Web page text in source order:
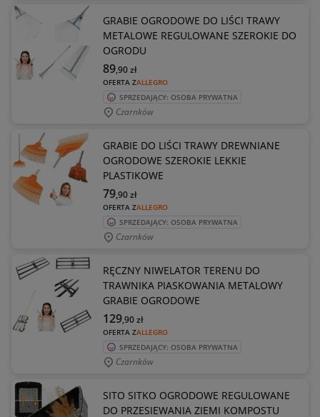
GRABIE OGRODOWE DO LIŚCI TRAWY
METALOWE REGULOWANE SZEROKIE DO
OGRODU
OFERTA ZALLEGRO
89,90zł
SPRZEDAJĄCY: OSOBA PRYWATNA
Czarnków
GRABIE DO LIŚCI TRAWY DREWNIANE
OGRODOWE SZEROKIE LEKKIE
PLASTIKOWE
OFERTA ZALLEGRO
79,90zł
SPRZEDAJĄCY: OSOBA PRYWATNA
Czarnków
RĘCZNY NIWELATOR TERENU DO
TRAWNIKA PIASKOWANIA METALOWY
GRABIE OGRODOWE
OFERTA ZALLEGRO
129,90zł
SPRZEDAJĄCY: OSOBA PRYWATNA
Czarnków
SITO SITKO OGRODOWE REGULOWANE
DO PRZESIEWANIA ZIEMI KOMPOSTU